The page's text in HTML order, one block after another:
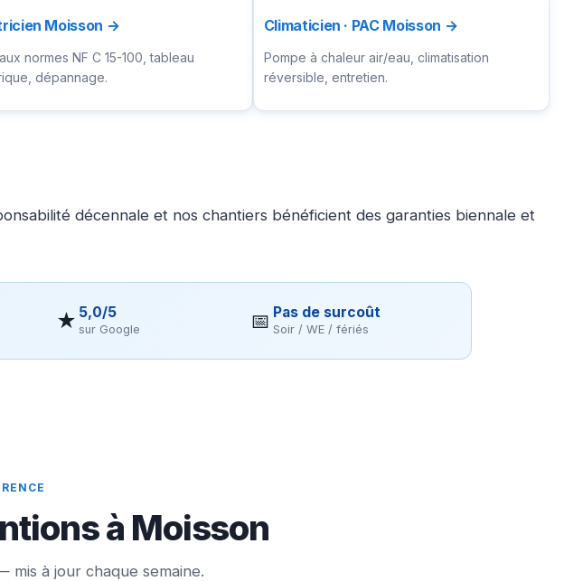
Moisson →
normes NF C 15-100, tableau
dépannage.
Climaticien · PAC Moisson →
Pompe à chaleur air/eau, climatisation
réversible, entretien.
décennale et nos chantiers bénéficient des garanties biennale et
★ 5,0/5
sur Google 📅 Pas de surcoût
Soir / WE / fériés
à Moisson
mis à jour chaque semaine.